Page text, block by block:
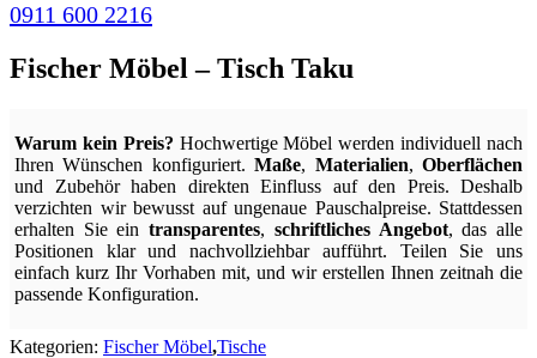
0911 600 2216
Fischer Möbel – Tisch Taku
Warum kein Preis? Hochwertige Möbel werden individuell nach
Ihren Wünschen konfiguriert.Maße, Materialien,Oberflächen
und Zubehör haben direkten Einfluss auf den Preis. Deshalb
verzichten wir bewusst auf ungenaue Pauschalpreise. Stattdessen
erhalten Sie eintransparentes, schriftliches Angebot, das alle
Positionen klar und nachvollziehbar aufführt. Teilen Sie uns
einfach kurz Ihr Vorhaben mit, und wir erstellen Ihnen zeitnah die
passende Konfiguration.
Kategorien: Fischer Möbel,Tische